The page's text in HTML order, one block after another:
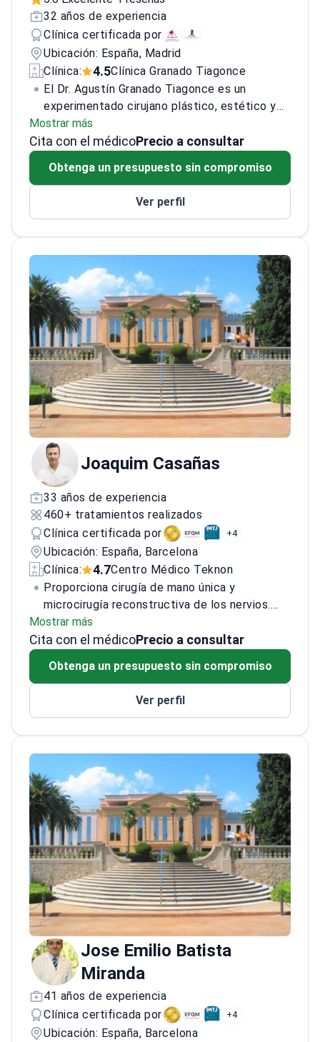
32 años de experiencia
Clínica certificada por
Ubicación: España, Madrid
Clínica:
4.5Clínica Granado Tiagonce
El Dr. Agustín Granado Tiagonce es un
experimentado cirujano plástico, estético y
reconstructivo de España con 25 años de
práctica. Ha ocupado diversos cargos en
actualmente es Director y fundador de la
Tiagonce es especialista en cirugía estética
y profesor de la Universidad Autónoma de
Madrid. También es miembro de varias
organizaciones como ASAPS, ISAPS y la
Sociedad Española de Cirugía Plástica,
Reparadora y Estética.
Mostrar más
Cita con el médicoPrecio a consultar
Obtenga un presupuesto sin compromiso
Ver perfil
Joaquim Casañas
33 años de experiencia
460+ tratamientos realizados
Clínica certificada por
+4
Ubicación: España, Barcelona
Clínica:
4.7Centro Médico Teknon
Proporciona cirugía de mano única y
microcirugía reconstructiva de los nervios.
Entre sus pacientes se encuentra Dani
Pedrosa, leyenda del motociclismo español.
Mostrar más
Cita con el médicoPrecio a consultar
Obtenga un presupuesto sin compromiso
Ver perfil
Jose Emilio Batista
Miranda
41 años de experiencia
Clínica certificada por
+4
Ubicación: España, Barcelona